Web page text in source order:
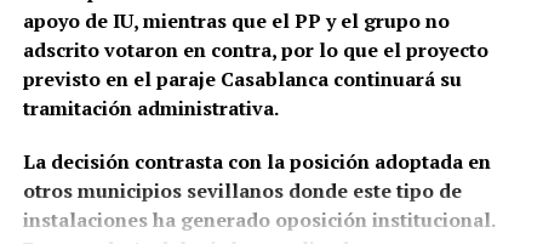
alquiler de una vivienda.
La preocupación por las agresiones a sanitarios no
es nueva. El Área de Gestión Sanitaria de Osuna puso
en marcha este mismo año formación específica con
la Guardia Civil para prevenir y afrontar este tipo de
situaciones, una iniciativa que debía extenderse,
entre otros lugares, a los profesionales del centro
de salud de Marchena.
El problema tiene además una dimensión andaluza.
apoyo de IU, mientras que el PP y el grupo no
adscrito votaron en contra, por lo que el proyecto
previsto en el paraje Casablanca continuará su
tramitación administrativa.
La decisión contrasta con la posición adoptada en
otros municipios sevillanos donde este tipo de
instalaciones ha generado oposición institucional.